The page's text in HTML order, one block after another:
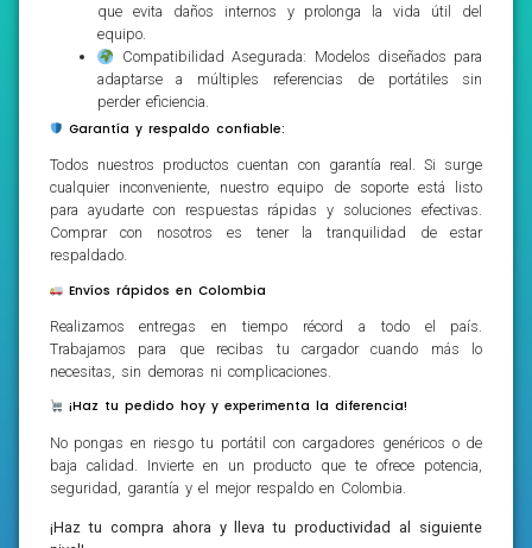
que evita daños internos y prolonga la vida útil del
equipo.
Compatibilidad Asegurada: Modelos diseñados para
adaptarse a múltiples referencias de portátiles sin
perder eficiencia.
Garantía y respaldo confiable:
Todos nuestros productos cuentan con garantía real. Si surge
cualquier inconveniente, nuestro equipo de soporte está listo
para ayudarte con respuestas rápidas y soluciones efectivas.
Comprar con nosotros es tener la tranquilidad de estar
respaldado.
Envíos rápidos en Colombia
Realizamos entregas en tiempo récord a todo el país.
Trabajamos para que recibas tu cargador cuando más lo
necesitas, sin demoras ni complicaciones.
¡Haz tu pedido hoy y experimenta la diferencia!
No pongas en riesgo tu portátil con cargadores genéricos o de
baja calidad. Invierte en un producto que te ofrece potencia,
seguridad, garantía y el mejor respaldo en Colombia.
¡Haz tu compra ahora y lleva tu productividad al siguiente